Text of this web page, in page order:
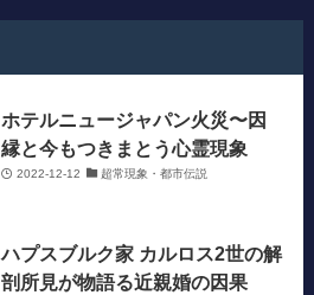
ホテルニュージャパン火災〜因
縁と今もつきまとう心霊現象
2022-12-12 超常現象・都市伝説
ハプスブルク家 カルロス2世の解
剖所見が物語る近親婚の因果